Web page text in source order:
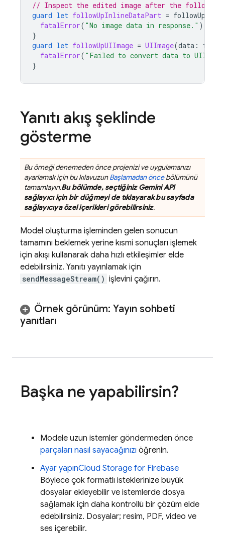
// Inspect the edited image after the follow up
guard let followUpInlineDataPart =
fatalError( "No image data in response." )
}
guard let followUpUIImage = UIImage(data :
fatalError( "Failed to convert data to
}
Yanıtı akış şeklinde
gösterme
Bu örneği denemeden önce projenizi ve uygulamanızı
ayarlamak için bu kılavuzunBaşlamadan öncebölümünü
tamamlayın.Bu bölümde, seçtiğinizGemini API
sağlayıcı için bir düğmeyi de tıklayarak bu sayfada
sağlayıcıya özel içerikleri görebilirsiniz.
Model oluşturma işleminden gelen sonucun
tamamını beklemek yerine kısmi sonuçları işlemek
için akışı kullanarak daha hızlı etkileşimler elde
edebilirsiniz. Yanıtı yayınlamak için
sendMessageStream() işlevini çağırın.
Örnek görünüm: Yayın sohbeti
yanıtları
Başka ne yapabilirsin?
Modele uzun istemler göndermeden önce
parçaları nasıl sayacağınızı öğrenin.
Ayar yapınCloud Storage for Firebase
Böylece çok formatlı isteklerinize büyük
dosyalar ekleyebilir ve istemlerde dosya
sağlamak için daha kontrollü bir çözüm elde
edebilirsiniz. Dosyalar; resim, PDF, video ve
ses içerebilir.